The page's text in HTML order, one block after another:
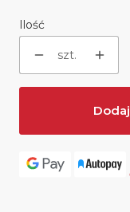
Ilość
szt.